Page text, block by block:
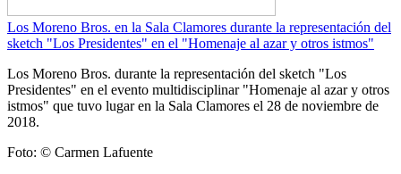
Los Moreno Bros. en la Sala Clamores durante la representación del
sketch "Los Presidentes" en el "Homenaje al azar y otros istmos"
Los Moreno Bros. durante la representación del sketch "Los
Presidentes" en el evento multidisciplinar "Homenaje al azar y otros
istmos" que tuvo lugar en la Sala Clamores el 28 de noviembre de
2018.
Foto: © Carmen Lafuente